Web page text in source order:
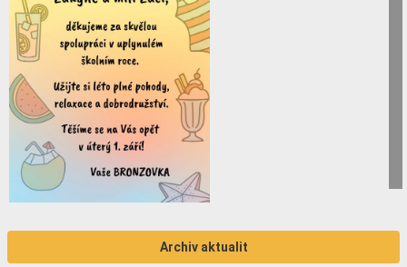
Archiv aktualit